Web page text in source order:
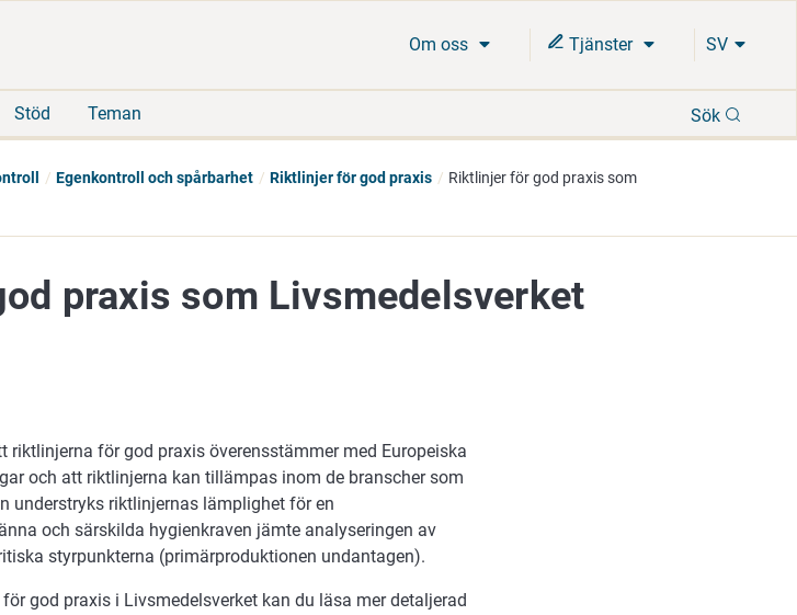
Om oss Tjänster SV
Stöd Teman Sök
Egenkontroll och spårbarhet Riktlinjer för god praxis
Riktlinjer för god praxis som
praxis som Livsmedelsverket
riktlinjerna för god praxis överensstämmer med Europeiska
och att riktlinjerna kan tillämpas inom de branscher som
understryks riktlinjernas lämplighet för en
och särskilda hygienkraven jämte analyseringen av
styrpunkterna (primärproduktionen undantagen).
god praxis i Livsmedelsverket kan du läsa mer detaljerad